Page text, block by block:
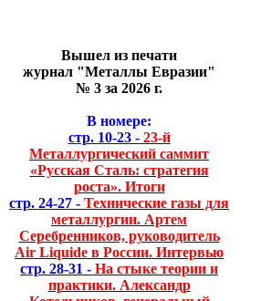
Вышел из печати
журнал "Металлы Евразии"
№ 3 за 2026 г.
В номере:
стр. 10-23 -23-й
Металлургический саммит
«Русская Сталь: стратегия
роста». Итоги
стр. 24-27 - Технические газы для
металлургии. Артем
Серебренников, руководитель
Air Liquide в России. Интервью
стр. 28-31 - На стыке теории и
практики. Александр